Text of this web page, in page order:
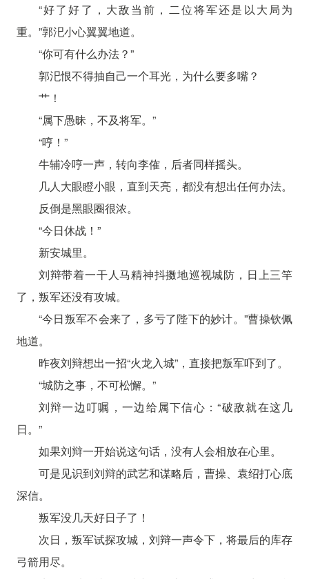
“好了好了，大敌当前，二位将军还是以大局为
重。”郭汜小心翼翼地道。
“你可有什么办法？”
郭汜恨不得抽自己一个耳光，为什么要多嘴？
艹！
“属下愚昧，不及将军。”
“哼！”
牛辅冷哼一声，转向李傕，后者同样摇头。
几人大眼瞪小眼，直到天亮，都没有想出任何办法。
反倒是黑眼圈很浓。
“今日休战！”
新安城里。
刘辩带着一干人马精神抖擞地巡视城防，日上三竿
了，叛军还没有攻城。
“今日叛军不会来了，多亏了陛下的妙计。”曹操钦佩
地道。
昨夜刘辩想出一招“火龙入城”，直接把叛军吓到了。
“城防之事，不可松懈。”
刘辩一边叮嘱，一边给属下信心：“破敌就在这几
日。”
如果刘辩一开始说这句话，没有人会相放在心里。
可是见识到刘辩的武艺和谋略后，曹操、袁绍打心底
深信。
叛军没几天好日子了！
次日，叛军试探攻城，刘辩一声令下，将最后的库存
弓箭用尽。